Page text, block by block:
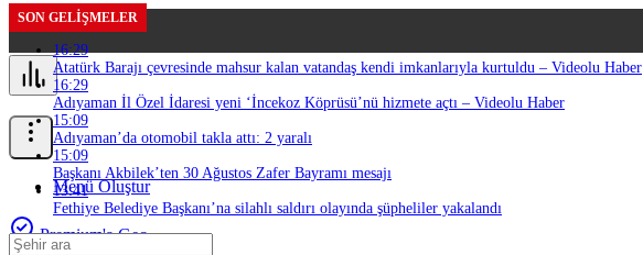
SON GELIŞMELER
16:29
Atatürk Barajı çevresinde mahsur kalan vatandaş kendi imkanlarıyla kurtuldu – Videolu Haber
16:29
Adıyaman İl Özel İdaresi yeni ‘İncekoz Köprüsü’nü hizmete açtı – Videolu Haber
15:09
Adıyaman’da otomobil takla attı: 2 yaralı
15:09
Başkanı Akbilek’ten 30 Ağustos Zafer Bayramı mesajı
13:41
Fethiye Belediye Başkanı’na silahlı saldırı olayında şüpheliler yakalandı
Menü Oluştur
Premium'a Geç